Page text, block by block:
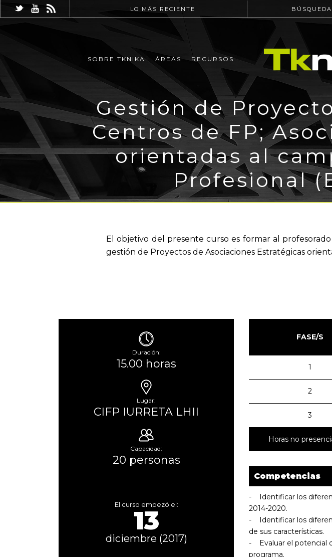
LO MÁS RECIENTE
SOBRE TKNIKA ÁREAS RECURSOS
Gestión de
Centros de FP;
orientadas al
Profesional
El objetivo del presente curso es formar al
gestión de Proyectos de Asociaciones Estratégicas
Duración:
15.00 horas
Lugar:
CIFP IURRETA LHII
Capacidad:
20 personas
El curso empezó el:
13
diciembre (2017)
FASE/S
1
2
3
Horas no
Competencias
- Identificar los
2014-2020.
- Identificar los
de sus características.
- Evaluar el potencial
programa.